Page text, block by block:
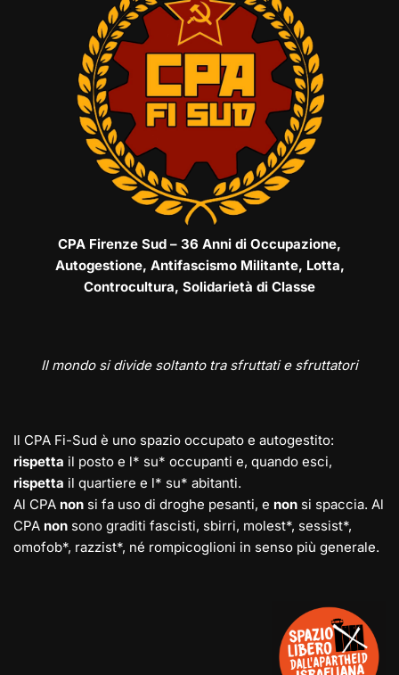
CPA Firenze Sud – 36 Anni di Occupazione,
Autogestione, Antifascismo Militante, Lotta,
Controcultura, Solidarietà di Classe
Il mondo si divide soltanto tra sfruttati e sfruttatori
Il CPA Fi-Sud è uno spazio occupato e autogestito:
rispetta il posto e l* su* occupanti e, quando esci,
rispetta il quartiere e l* su* abitanti.
Al CPA non si fa uso di droghe pesanti, e non si spaccia. Al
CPA non sono graditi fascisti, sbirri, molest*, sessist*,
omofob*, razzist*, né rompicoglioni in senso più generale.